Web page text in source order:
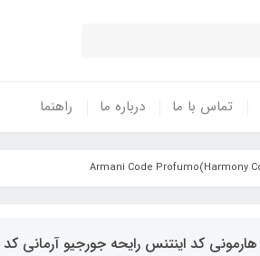
تماس با ما درباره ما راهنما